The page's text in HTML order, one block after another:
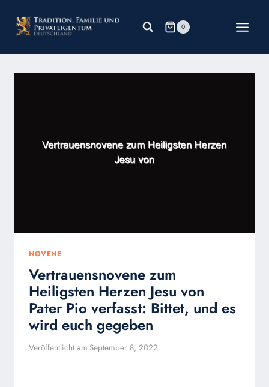
Inhalt
springen
0
NOVENE
Vertrauensnovene zum
Heiligsten Herzen Jesu von
Pater Pio verfasst: Bittet, und es
wird euch gegeben
Veröffentlicht am September 8, 2022